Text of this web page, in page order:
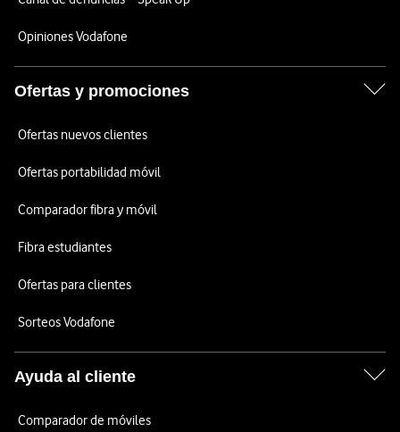
Opiniones Vodafone
Ofertas y promociones
Ofertas nuevos clientes
Ofertas portabilidad móvil
Comparador fibra y móvil
Fibra estudiantes
Ofertas para clientes
Sorteos Vodafone
Ayuda al cliente
Comparador de móviles